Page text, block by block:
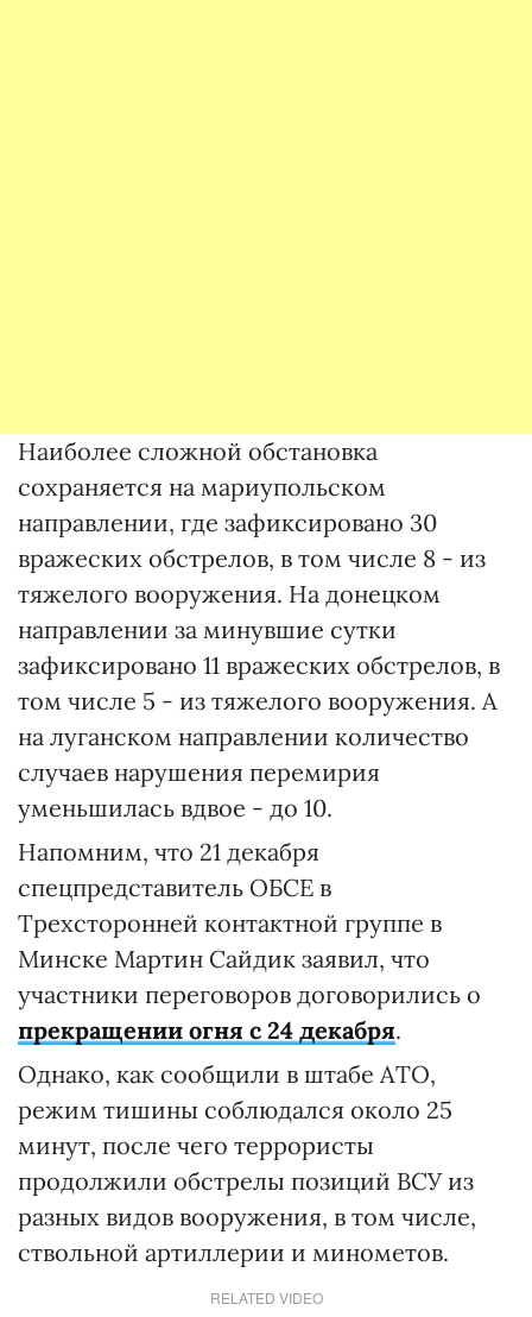
Наиболее сложной обстановка
сохраняется на мариупольском
направлении, где зафиксировано 30
вражеских обстрелов, в том числе 8 - из
тяжелого вооружения. На донецком
направлении за минувшие сутки
зафиксировано 11 вражеских обстрелов, в
том числе 5 - из тяжелого вооружения. А
на луганском направлении количество
случаев нарушения перемирия
уменьшилась вдвое - до 10.
Напомним, что 21 декабря
спецпредставитель ОБСЕ в
Трехсторонней контактной группе в
Минске Мартин Сайдик заявил, что
участники переговоров договорились о
прекращении огня с 24 декабря.
Однако, как сообщили в штабе АТО,
режим тишины соблюдался около 25
минут, после чего террористы
продолжили обстрелы позиций ВСУ из
разных видов вооружения, в том числе,
ствольной артиллерии и минометов.
RELATED VIDEO